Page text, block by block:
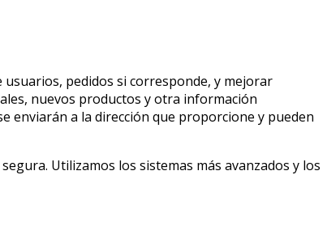
pedidos si corresponde, y mejorar
nuevos productos y otra información
enviarán a la dirección que proporcione y pueden
Utilizamos los sistemas más avanzados y los